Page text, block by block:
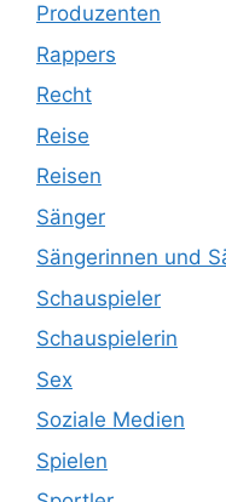
Produzenten
Rappers
Recht
Reise
Reisen
Sänger
Sängerinnen und
Schauspieler
Schauspielerin
Sex
Soziale Medien
Spielen